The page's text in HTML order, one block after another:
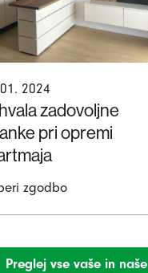
2024
zadovoljne
pri opremi
zgodbo
Preglej vse vaše in naše